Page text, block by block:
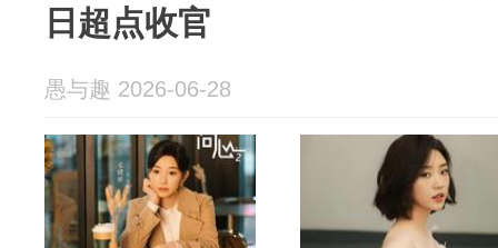
日超点收官
愚与趣 2026-06-28